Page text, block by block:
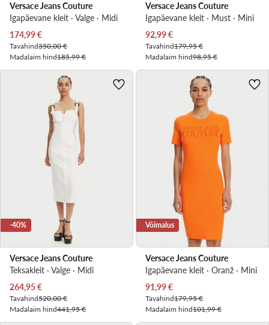
Versace Jeans Couture
Igapäevane kleit · Valge · Midi
Praegune hind
174,99€
Tavahind350,00 €
Madalaim hind185,99 €
Versace Jeans Couture
Igapäevane kleit · Must · Mini
Praegune hind
92,99€
Tavahind179,95 €
Madalaim hind98,95 €
-40%
Versace Jeans Couture
Teksakleit · Valge · Midi
Praegune hind
264,95€
Tavahind520,00 €
Madalaim hind441,95 €
Võimalus
Versace Jeans Couture
Igapäevane kleit · Oranž · Mini
Praegune hind
91,99€
Tavahind179,95 €
Madalaim hind101,99 €